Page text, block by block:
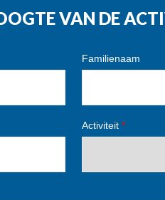
VAN DE
Familienaam
Activiteit*